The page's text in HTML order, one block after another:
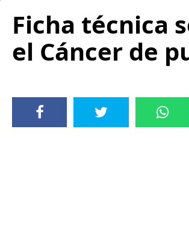
Ficha técnica
el Cáncer de